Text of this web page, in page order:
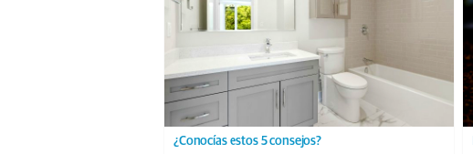
¿Conocías estos 5 consejos?